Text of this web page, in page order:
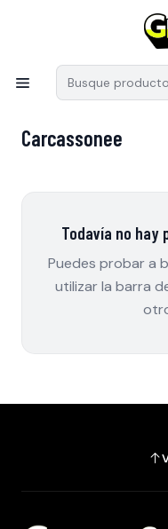
Recuerda que las
Chile, pueden modificar
Inicio
Carcassonee
Todavía no hay
Puedes probar a
utilizar la barra